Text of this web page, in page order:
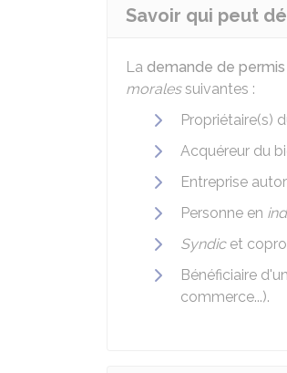
Savoir qui peut
La demande de
moralessuivantes :
Propriétaire(s)
Acquéreur du
Entreprise
Personne en
Syndic et
Bénéficiaire
commerce...).